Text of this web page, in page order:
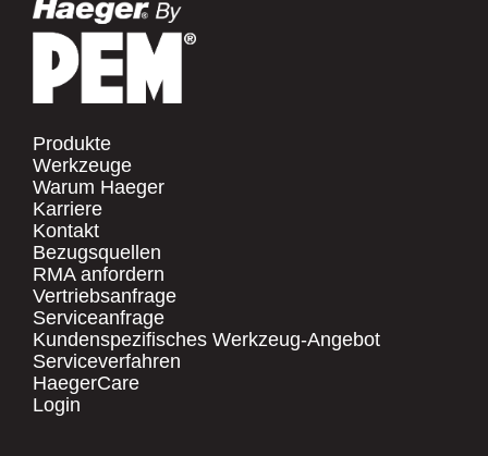
Produkte
Werkzeuge
Warum Haeger
Karriere
Kontakt
Bezugsquellen
RMA anfordern
Vertriebsanfrage
Serviceanfrage
Kundenspezifisches Werkzeug-Angebot
Serviceverfahren
HaegerCare
Login